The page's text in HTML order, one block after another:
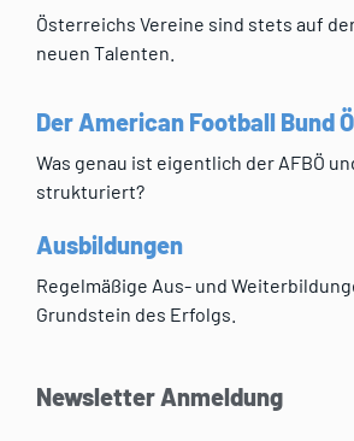
Österreichs Vereine sind stets auf
neuen Talenten.
Der American Football Bund
Was genau ist eigentlich der AFBÖ
strukturiert?
Ausbildungen
Regelmäßige Aus- und
Grundstein des Erfolgs.
Newsletter Anmeldung